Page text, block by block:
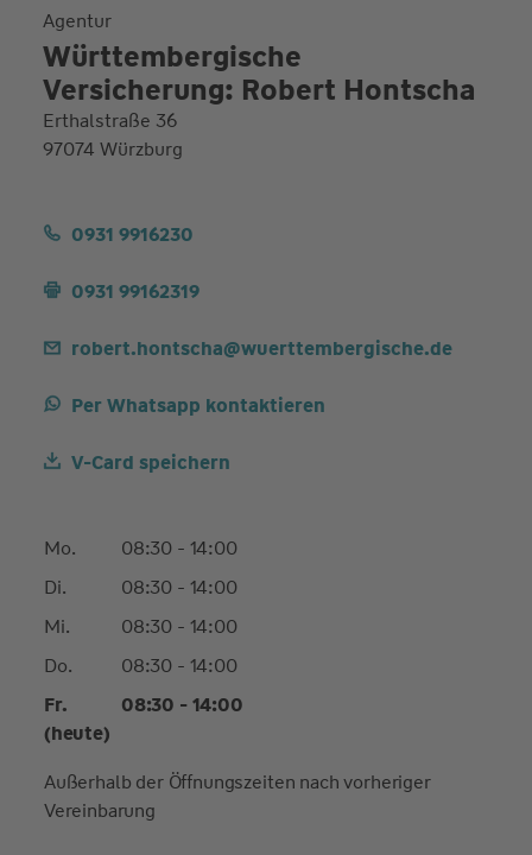
Agentur
Württembergische
Versicherung: Robert Hontscha
Erthalstraße 36
97074 Würzburg
0931 9916230
0931 99162319
robert.hontscha@wuerttembergische.de
Per Whatsapp kontaktieren
V-Card speichern
Mo.
08:30 - 14:00
Di.
08:30 - 14:00
Mi.
08:30 - 14:00
Do.
08:30 - 14:00
Fr.
(heute)
08:30 - 14:00
Außerhalb der Öffnungszeiten nach vorheriger
Vereinbarung